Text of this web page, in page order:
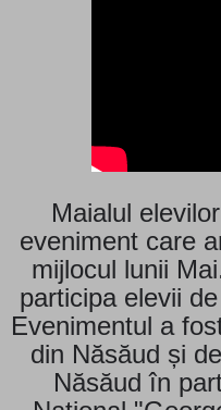
Maialul
eveniment care
mijlocul lunii
participa elevii
Evenimentul a
din Năsăud și
Năsăud în